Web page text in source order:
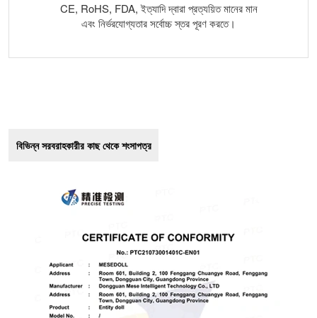
CE, RoHS, FDA, ইত্যাদি দ্বারা প্রত্যয়িত মানের মান
এবং নির্ভরযোগ্যতার সর্বোচ্চ স্তর পূরণ করতে।
বিভিন্ন সরবরাহকারীর কাছ থেকে শংসাপত্র